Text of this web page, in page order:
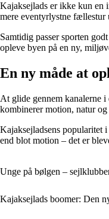
Kajaksejlads er ikke kun en
mere eventyrlystne fællestur
Samtidig passer sporten
opleve byen på en ny,
En ny måde at
At glide gennem kanalerne
kombinerer motion, natur
Kajaksejladsens popularitet
end blot motion – det er
Unge på bølgen –
Kajaksejlads boomer: Den